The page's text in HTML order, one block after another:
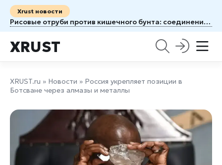
Xrust новости
Рисовые отруби против кишечного бунта: соединение, которое тормозит перистальтику
XRUST
XRUST.ru » Новости » Россия укрепляет позиции в
Ботсване через алмазы и металлы